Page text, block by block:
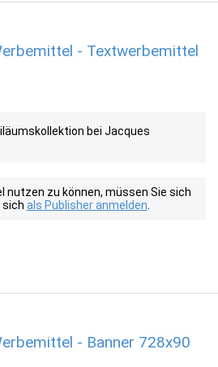
- Textwerbemittel
bei Jacques
nutzen zu können, müssen Sie sich
sich als Publisher anmelden
- Banner 728x90